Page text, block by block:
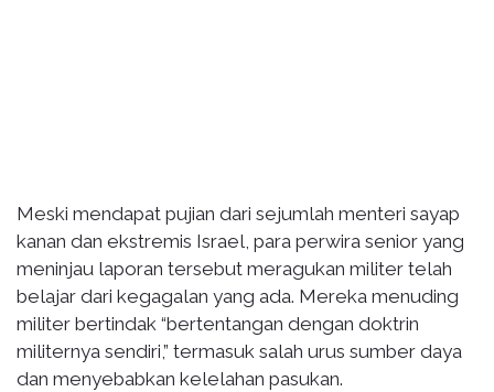
Meski mendapat pujian dari sejumlah menteri sayap
kanan dan ekstremis Israel, para perwira senior yang
meninjau laporan tersebut meragukan militer telah
belajar dari kegagalan yang ada. Mereka menuding
militer bertindak “bertentangan dengan doktrin
militernya sendiri,” termasuk salah urus sumber daya
dan menyebabkan kelelahan pasukan.